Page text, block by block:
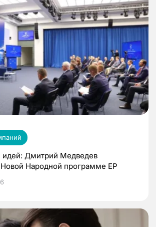
идей: Дмитрий Медведев
Новой Народной программе ЕР